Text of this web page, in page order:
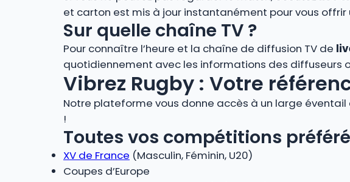
et carton est mis à jour instantanément pour vous offrir
Sur quelle chaîne TV ?
Pour connaître l’heure et la chaîne de diffusion TV de
quotidiennement avec les informations des diffuseurs
Vibrez Rugby : Votre
Notre plateforme vous donne accès à un large
!
Toutes vos compétitions
XV de France (Masculin, Féminin, U20)
Coupes d’Europe